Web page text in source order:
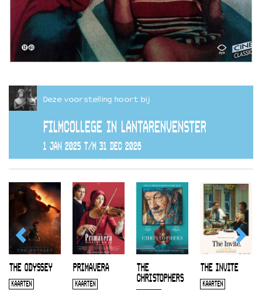
Deze voorstelling hoort bij
FILMCOLLEGE IN LANTARENVENSTER
1 JAN 2025 T/M 31 DEC 2026
THE ODYSSEY
KAARTEN
PRIMAVERA
KAARTEN
THE
CHRISTOPHERS
THE INVITE
KAARTEN